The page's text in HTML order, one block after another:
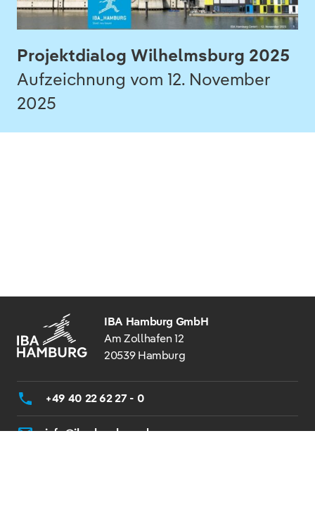
Projektdialog Wilhelmsburg 2025
Aufzeichnung vom 12. November
2025
IBA Hamburg GmbH
Am Zollhafen 12
20539 Hamburg
+49 40 22 62 27 - 0
info@iba-hamburg.de